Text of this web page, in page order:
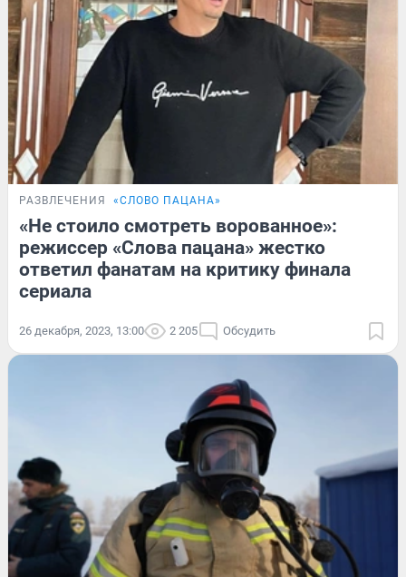
РАЗВЛЕЧЕНИЯ «СЛОВО ПАЦАНА»
«Не стоило смотреть ворованное»:
режиссер «Слова пацана» жестко
ответил фанатам на критику финала
сериала
26 декабря, 2023, 13:00 2 205 Обсудить